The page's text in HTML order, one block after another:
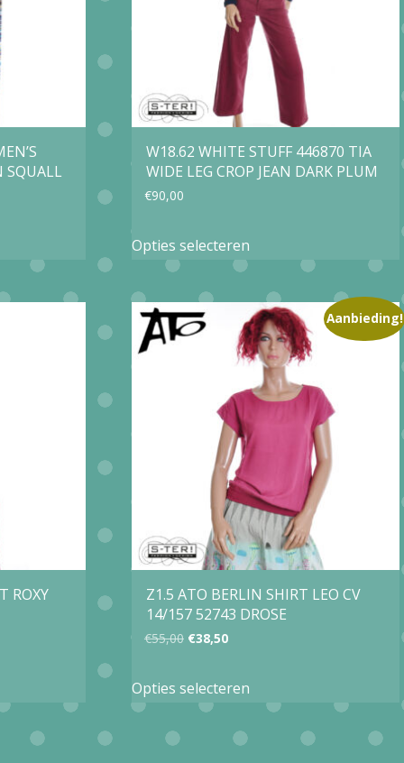
gekozen
worden
productpagina
SQUALL
W18.62 WHITE STUFF 446870 TIA
WIDE LEG CROP JEAN DARK PLUM
€90,00
Opties selecteren
product
heeft
meerdere
variaties.
Deze
optie
kan
gekozen
worden
op
de
productpagina
ROXY
Aanbieding!
Z1.5 ATO BERLIN SHIRT LEO CV
14/157 52743 DROSE
€55,00 Oorspronkelijke
was:
€38,50Huidige
is:
Opties selecteren